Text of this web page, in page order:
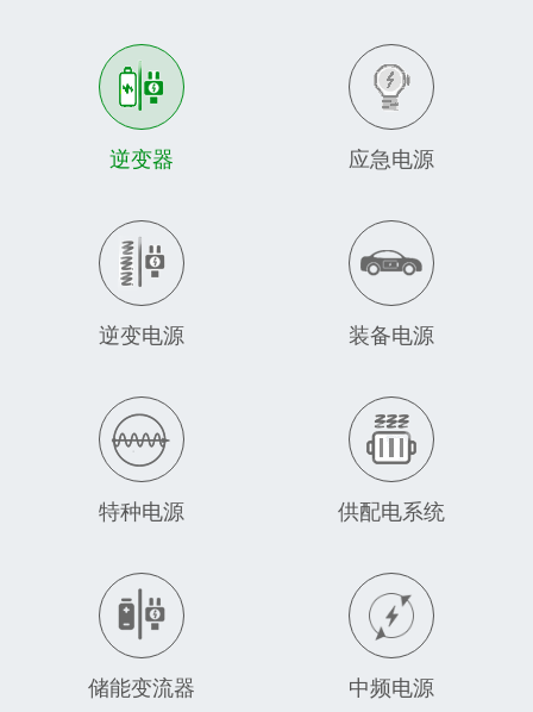
逆变器 应急电源
逆变电源 装备电源
特种电源 供配电系统
储能变流器 中频电源